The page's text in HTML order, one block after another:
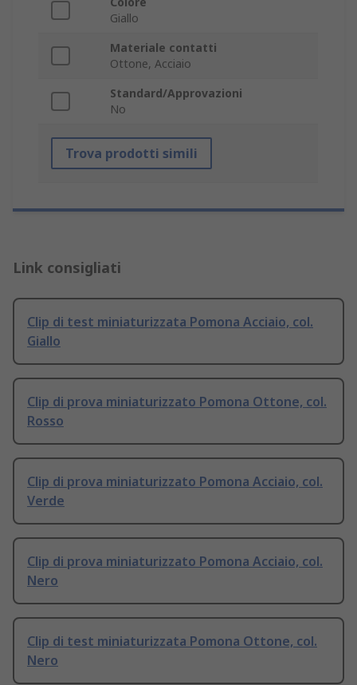
Giallo
Materiale contatti
Ottone, Acciaio
Standard/Approvazioni
No
Trova prodotti simili
Link consigliati
Clip di test miniaturizzata Pomona Acciaio, col.
Giallo
Clip di prova miniaturizzato Pomona Ottone, col.
Rosso
Clip di prova miniaturizzato Pomona Acciaio, col.
Verde
Clip di prova miniaturizzato Pomona Acciaio, col.
Nero
Clip di test miniaturizzata Pomona Ottone, col.
Nero